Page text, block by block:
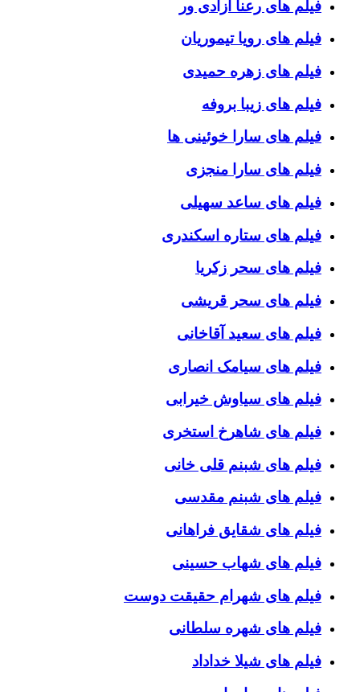
فیلم های رعنا آزادی ور
فیلم های رویا تیموریان
فیلم های زهره حمیدی
فیلم های زیبا بروفه
فیلم های سارا خوئینی ها
فیلم های سارا منجزی
فیلم های ساعد سهیلی
فیلم های ستاره اسکندری
فیلم های سحر زکریا
فیلم های سحر قریشی
فیلم های سعید آقاخانی
فیلم های سیامک انصاری
فیلم های سیاوش خیرابی
فیلم های شاهرخ استخری
فیلم های شبنم قلی خانی
فیلم های شبنم مقدسی
فیلم های شقایق فراهانی
فیلم های شهاب حسینی
فیلم های شهرام حقیقت دوست
فیلم های شهره سلطانی
فیلم های شیلا خداداد